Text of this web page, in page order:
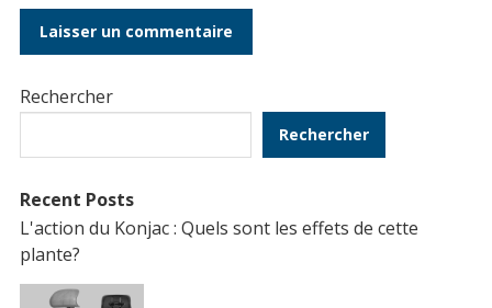
Rechercher
Rechercher
Recent Posts
L'action du Konjac : Quels sont les effets de cette
plante?